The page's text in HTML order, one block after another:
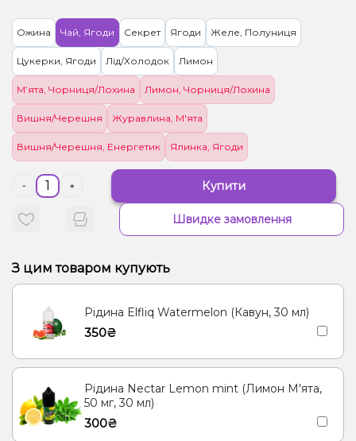
Ожина Чай, Ягоди Секрет Ягоди Желе, Полуниця
Цукерки, Ягоди Лід/Холодок Лимон
М’ята, Чорниця/Лохина Лимон, Чорниця/Лохина
Вишня/Черешня Журавлина, М'ята
Вишня/Черешня, Енергетик Ялинка, Ягоди
- + Купити
Швидке замовлення
З цим товаром купують
Рідина Elfliq Watermelon (Кавун, 30 мл)
350₴
Рідина Nectar Lemon mint (Лимон М'ята,
50 мг, 30 мл)
300₴